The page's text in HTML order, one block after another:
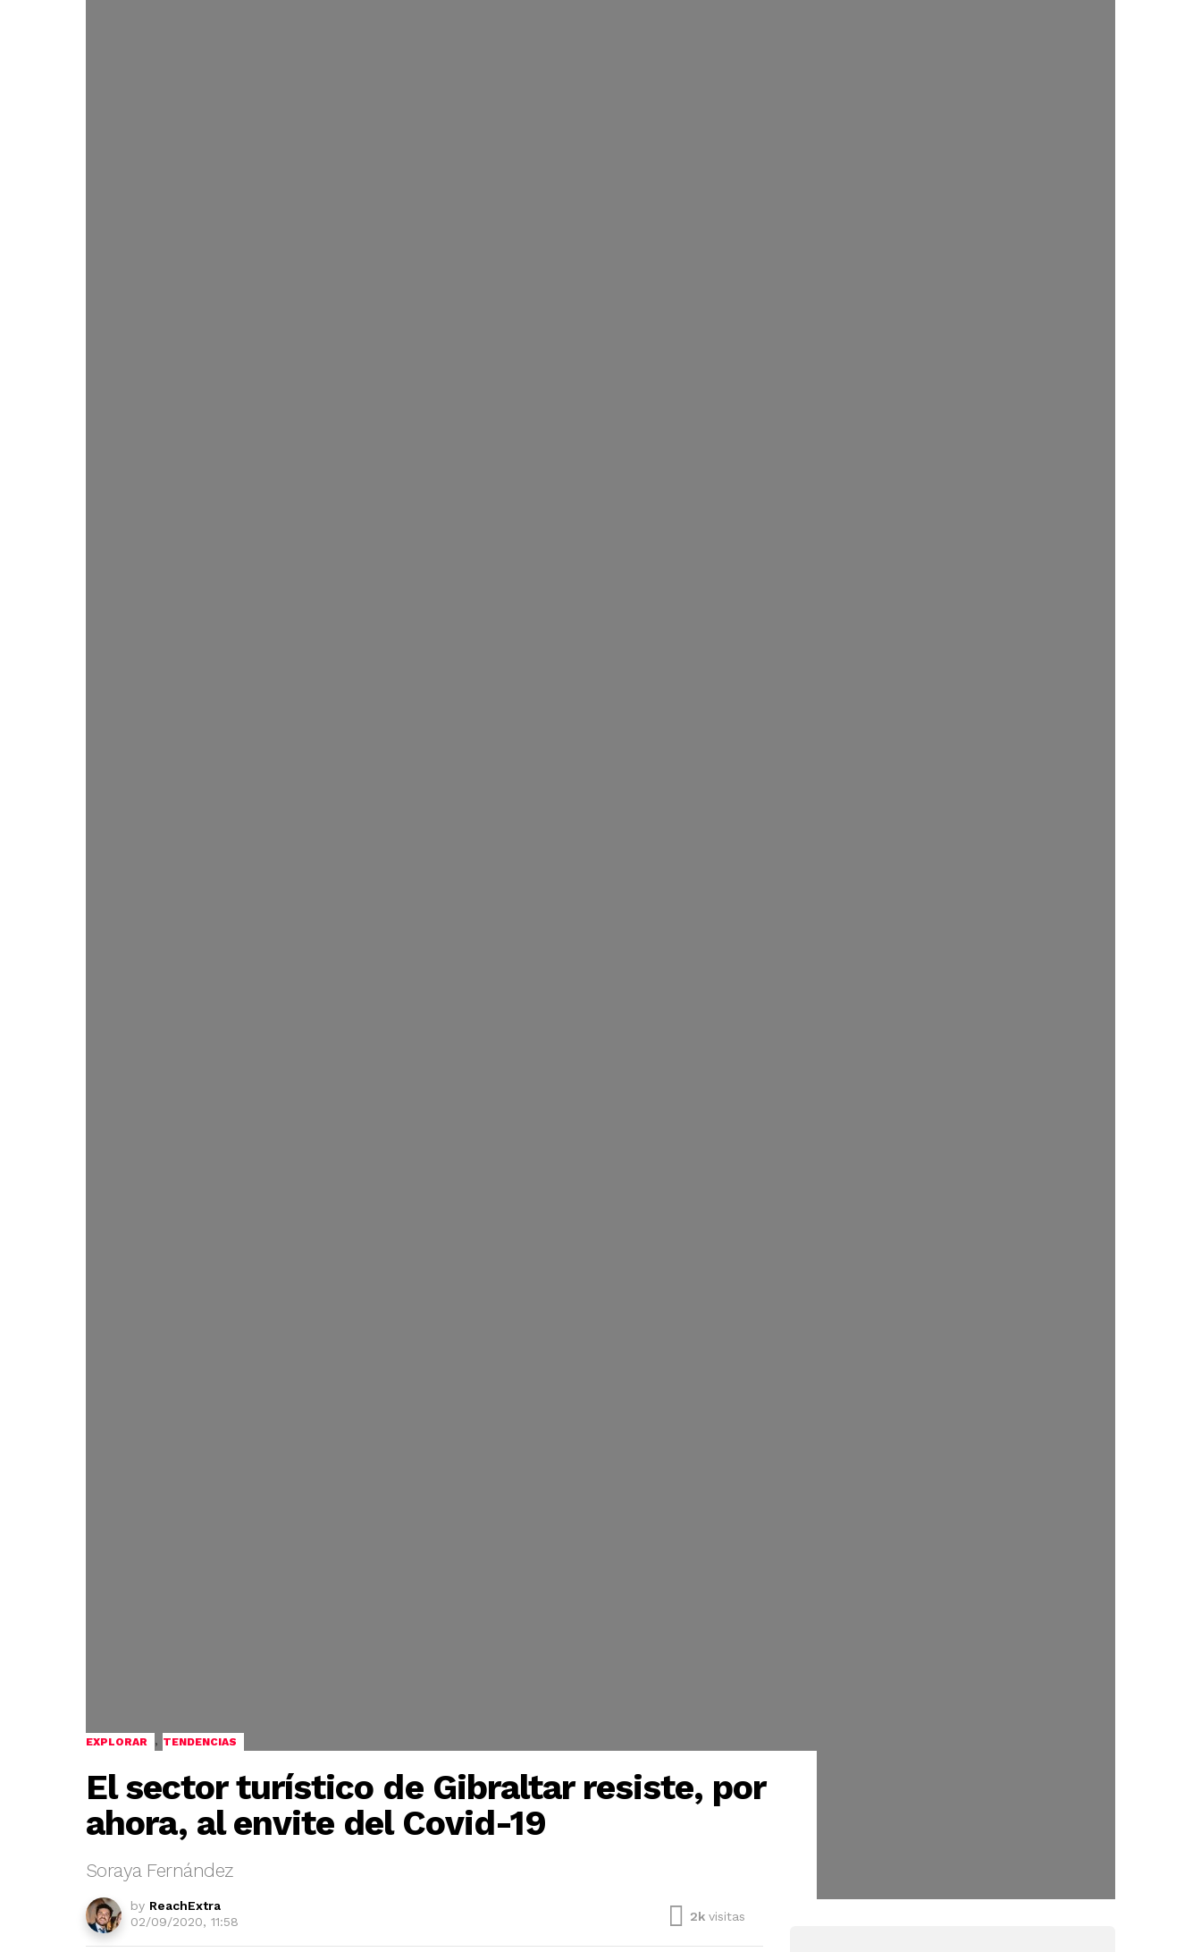
EXPLORAR , TENDENCIAS
El sector turístico de Gibraltar resiste, por
ahora, al envite del Covid-19
Soraya Fernández
by ReachExtra
02/09/2020, 11:58
2k visitas